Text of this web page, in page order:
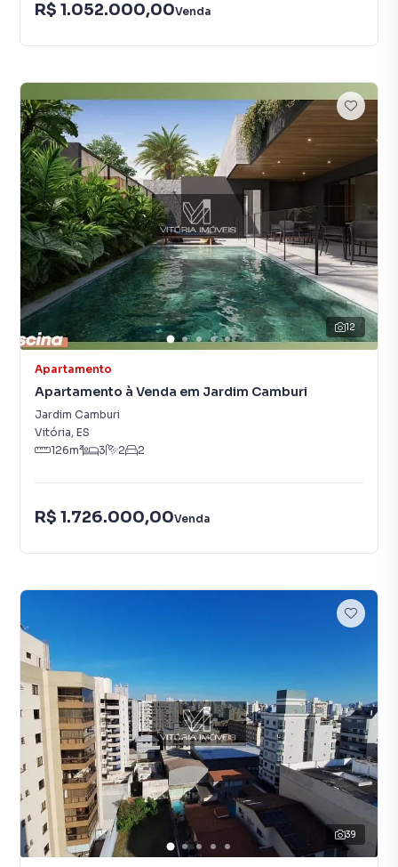
R$ 1.052.000,00Venda
12
Apartamento
Apartamento à Venda em Jardim Camburi
Jardim Camburi
Vitória, ES
126m² 3 2 2
R$ 1.726.000,00Venda
39